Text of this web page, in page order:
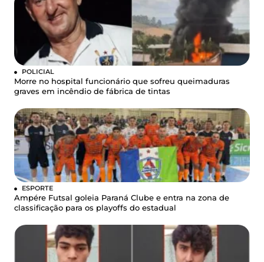
POLICIAL
Morre no hospital funcionário que sofreu queimaduras
graves em incêndio de fábrica de tintas
ESPORTE
Ampére Futsal goleia Paraná Clube e entra na zona de
classificação para os playoffs do estadual